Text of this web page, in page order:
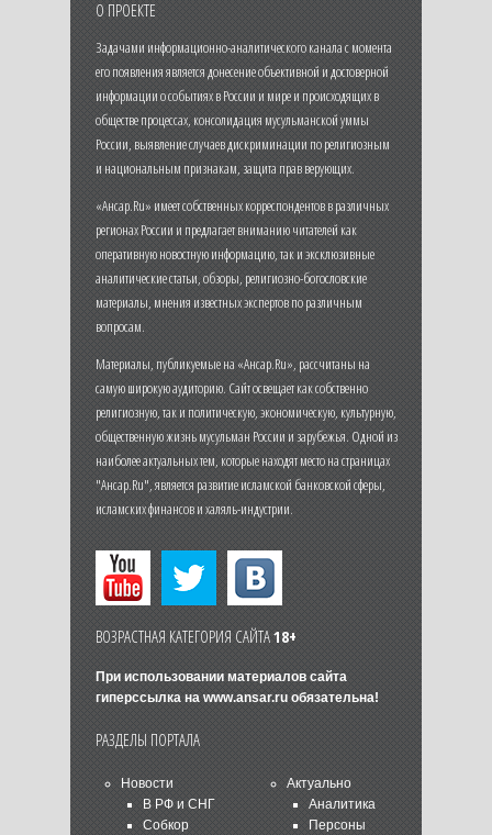
О ПРОЕКТЕ
Задачами информационно-аналитического канала с момента
его появления является донесение объективной и достоверной
информации о событиях в России и мире и происходящих в
обществе процессах, консолидация мусульманской уммы
России, выявление случаев дискриминации по религиозным
и национальным признакам, защита прав верующих.
«Ансар.Ru» имеет собственных корреспондентов в различных
регионах России и предлагает вниманию читателей как
оперативную новостную информацию, так и эксклюзивные
аналитические статьи, обзоры, религиозно-богословские
материалы, мнения известных экспертов по различным
вопросам.
Материалы, публикуемые на «Ансар.Ru», рассчитаны на
самую широкую аудиторию. Сайт освещает как собственно
религиозную, так и политическую, экономическую, культурную,
общественную жизнь мусульман России и зарубежья. Одной из
наиболее актуальных тем, которые находят место на страницах
"Ансар.Ru", является развитие исламской банковской сферы,
исламских финансов и халяль-индустрии.
ВОЗРАСТНАЯ КАТЕГОРИЯ САЙТА18+
При использовании материалов сайта
гиперссылка на www.ansar.ruобязательна!
РАЗДЕЛЫ ПОРТАЛА
Новости
В РФ и СНГ
Собкор
Актуально
Аналитика
Персоны